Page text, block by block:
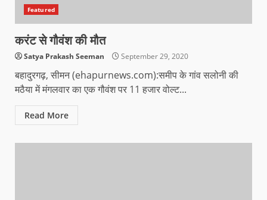
Featured
करंट से गौवंश की मौत
Satya Prakash Seeman September 29, 2020
बहादुरगढ़, सीमन (ehapurnews.com):समीप के गांव सलोनी की
मठैया में मंगलवार का एक गौवंश पर 11 हजार वोल्ट...
Read More